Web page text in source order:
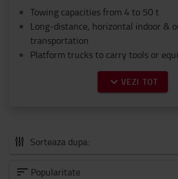
Towing capacities from 4 to 50 t
Long-distance, horizontal indoor &
transportation
Platform trucks to carry tools or
VEZI TOT
Sorteaza dupa:
Toata gama
Popularitate